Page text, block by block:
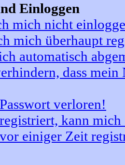
Einloggen
mich nicht
mich überhaupt
automatisch
dass
verloren!
kann
einiger Zeit